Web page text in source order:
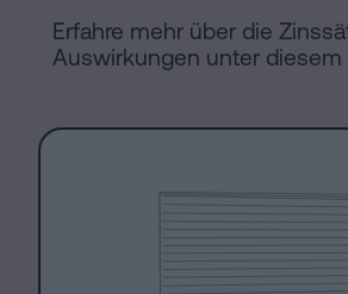
Erfahre mehr über die
Auswirkungen unter diesem